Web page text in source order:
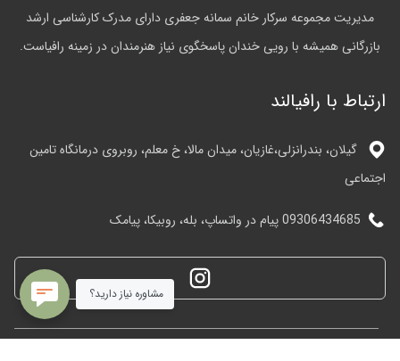
مشاوره نیاز دارید؟
مدیریت مجموعه سرکار خانم سمانه جعفری دارای مدرک کارشناسی ارشد
بازرگانی همیشه با رویی خندان پاسخگوی نیاز هنرمندان در زمینه رافیاست.
ارتباط با رافیالند
گیلان، بندرانزلی،غازیان، میدان مالا، خ معلم، روبروی درمانگاه تامین
اجتماعی
09306434685 پیام در واتساپ، بله، روبیکا، پیامک